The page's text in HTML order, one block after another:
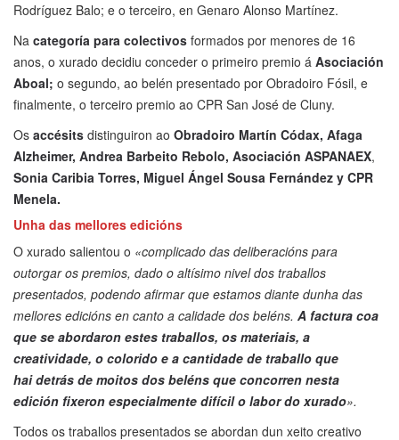
Rodríguez Balo; e o terceiro, en Genaro Alonso Martínez.
Na categoría para colectivos formados por menores de 16
anos, o xurado decidiu conceder o primeiro premio á Asociación
Aboal; o segundo, ao belén presentado por Obradoiro Fósil, e
finalmente, o terceiro premio ao CPR San José de Cluny.
Os accésits distinguiron ao Obradoiro Martín Códax, Afaga
Alzheimer, Andrea Barbeito Rebolo, Asociación ASPANAEX,
Sonia Caribia Torres, Miguel Ángel Sousa Fernández y CPR
Menela.
Unha das mellores edicións
O xurado salientou o «complicado das deliberacións para
outorgar os premios, dado o altísimo nivel dos traballos
presentados, podendo afirmar que estamos diante dunha das
mellores edicións en canto a calidade dos beléns. A factura coa
que se abordaron estes traballos, os materiais, a
creatividade, o colorido e a cantidade de traballo que
hai detrás de moitos dos beléns que concorren nesta
edición fixeron especialmente difícil o labor do xurado».
Todos os traballos presentados se abordan dun xeito creativo